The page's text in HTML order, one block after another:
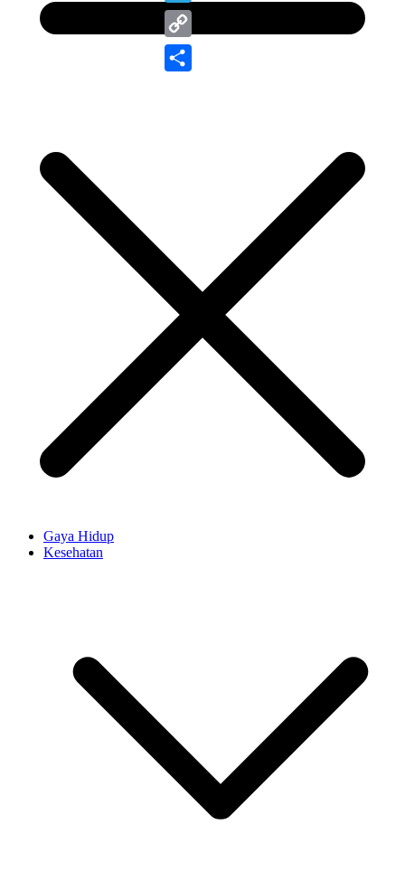
Gaya Hidup
Kesehatan
Telegram
Copy